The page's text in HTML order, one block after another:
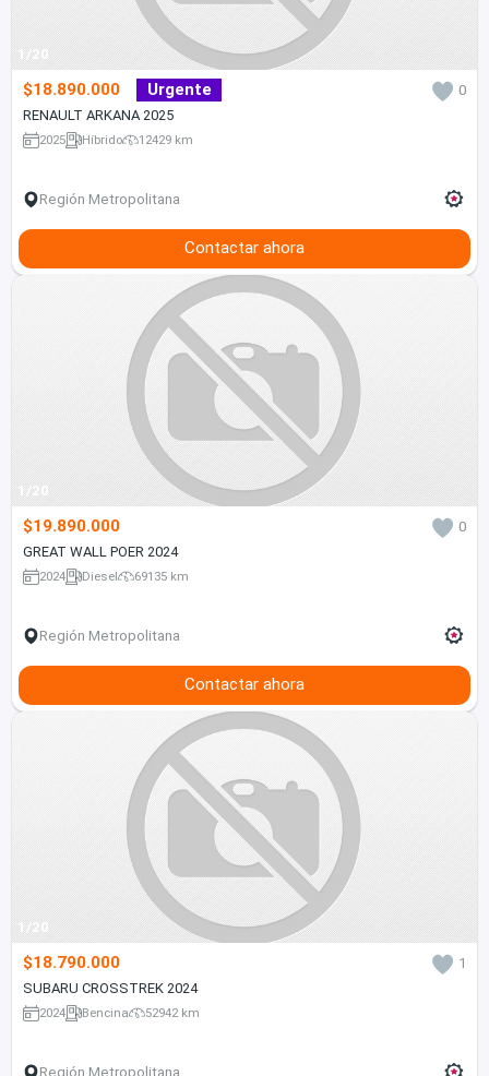
1/20
$18.890.000 Urgente
0
RENAULT ARKANA 2025
2025 Híbrido 12429 km
Región Metropolitana
Contactar ahora
1/20
$19.890.000
0
GREAT WALL POER 2024
2024 Diesel 69135 km
Región Metropolitana
Contactar ahora
1/20
$18.790.000
1
SUBARU CROSSTREK 2024
2024 Bencina 52942 km
Región Metropolitana